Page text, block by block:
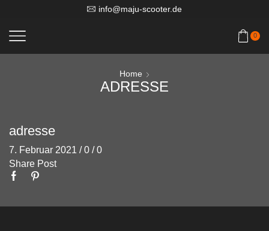
info@maju-scooter.de
0
Home
ADRESSE
adresse
7. Februar 2021 / 0 / 0
Share Post